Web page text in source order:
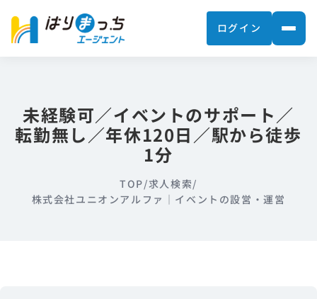
ログイン
未経験可／イベントのサポート／
転勤無し／年休120日／駅から徒歩
1分
TOP/求人検索/
株式会社ユニオンアルファ｜イベントの設営・運営